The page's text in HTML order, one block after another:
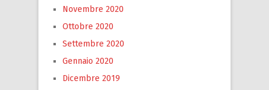
Novembre 2020
Ottobre 2020
Settembre 2020
Gennaio 2020
Dicembre 2019